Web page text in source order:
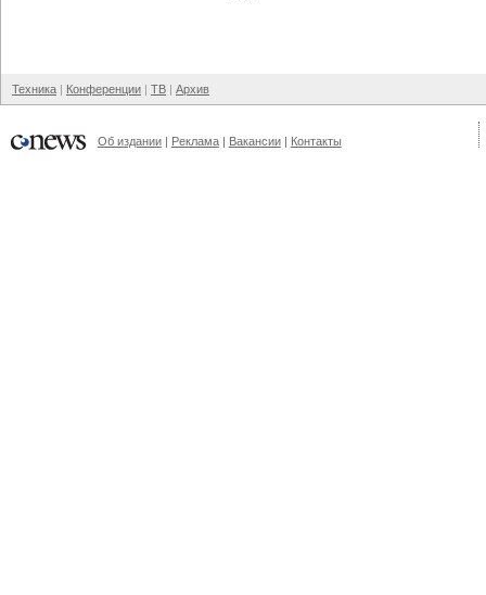
Техника Конференции ТВ Архив
Об издании Реклама Вакансии Контакты